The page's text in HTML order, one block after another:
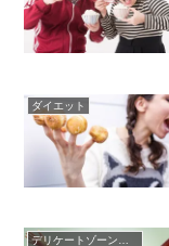
ダイエット